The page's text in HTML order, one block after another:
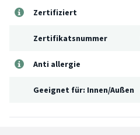
Zertifiziert
Zertifikatsnummer
Anti allergie
Geeignet für: Innen/Außen